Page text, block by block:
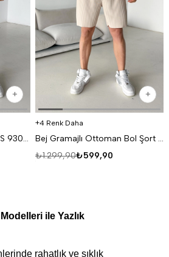
Bej Jakarlı Çimalı Şort LNS 93056
4 Renk Daha
Bej Gramajlı Ottoman Bol Şort 93093 LNS
₺599,90
₺1.299,90
ile Yazlık
rahatlık ve şıklık